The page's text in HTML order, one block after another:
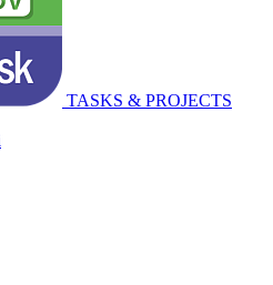
TASKS & PROJECTS